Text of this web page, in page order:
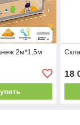
2м*1,5м
18